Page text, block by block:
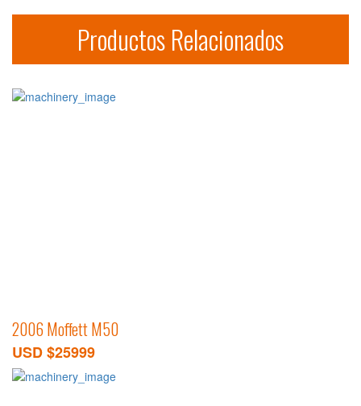
Productos Relacionados
2006 Moffett M50
USD $25999